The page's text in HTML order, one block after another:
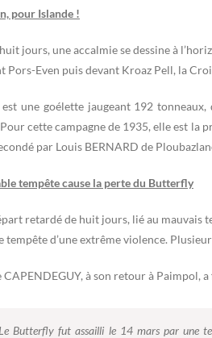
pour Islande !
jours, une accalmie se dessine à
Pors-Even puis devant Kroaz Pell, la
une goélette jaugeant 192 tonneaux,
cette campagne de 1935, elle est la
par Louis BERNARD de
tempête cause la perte du Butterfly
retardé de huit jours, lié au mauvais
tempête d’une extrême violence.
CAPENDEGUY, à son retour à Paimpol,
Butterfly fut assailli le 14 mars par une